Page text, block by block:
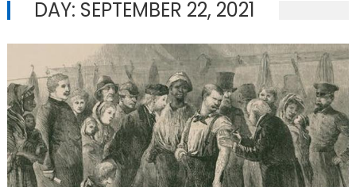
DAY: SEPTEMBER 22, 2021